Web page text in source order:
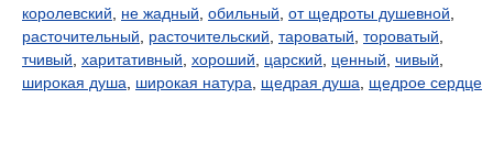
королевский
не жадный обильный от щедроты душевной
расточительный
расточительский тароватый тороватый
тчивый харитативный хороший царский ценный чивый
широкая душа
широкая натура щедрая душа щедрое сердце